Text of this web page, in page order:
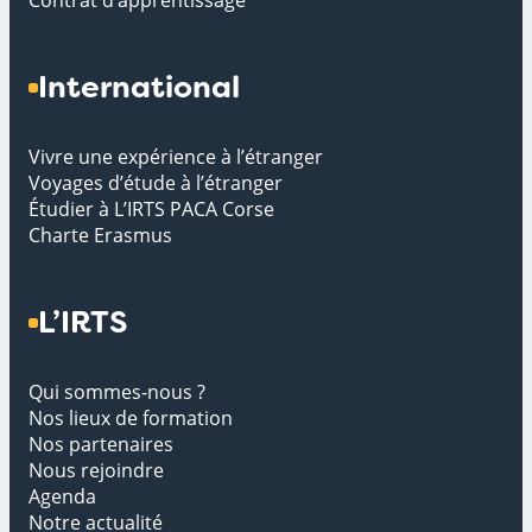
International
Vivre une expérience à l’étranger
Voyages d’étude à l’étranger
Étudier à L’IRTS PACA Corse
Charte Erasmus
L’IRTS
Qui sommes-nous ?
Nos lieux de formation
Nos partenaires
Nous rejoindre
Agenda
Notre actualité